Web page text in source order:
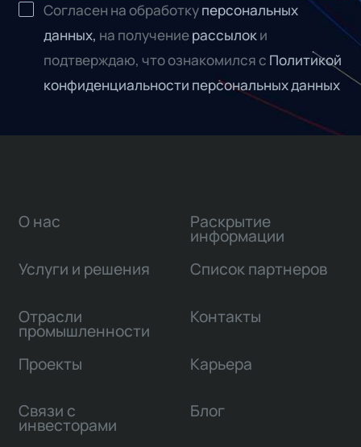
Согласен на обработкуперсональных
данных, на получениерассылоки
подтверждаю, что ознакомился с Политикой
конфиденциальности персональных данных
О нас
Услуги и решения
Отрасли
промышленности
Проекты
Связи с
инвесторами
Раскрытие
информации
Список партнеров
Контакты
Карьера
Блог